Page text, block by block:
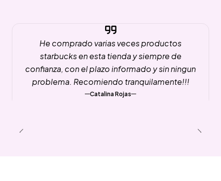
He comprado varias veces productos
starbucks en esta tienda y siempre de
confianza, con el plazo informado y sin ningun
problema. Recomiendo tranquilamente!!!
Catalina Rojas